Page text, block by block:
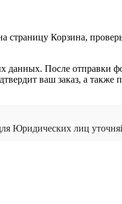
страницу Корзина,
данных. После отправки
ваш заказ, а
Юридических лиц